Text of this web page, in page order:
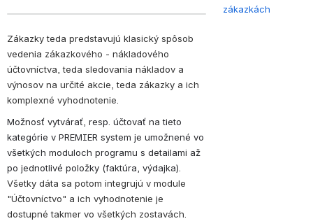
Zákazky teda predstavujú klasický spôsob
vedenia zákazkového - nákladového
účtovníctva, teda sledovania nákladov a
výnosov na určité akcie, teda zákazky a ich
komplexné vyhodnotenie.
Možnosť vytvárať, resp. účtovať na tieto
kategórie v PREMIER system je umožnené vo
všetkých moduloch programu s detailami až
Všetky dáta sa potom integrujú v module
"Účtovníctvo" a ich vyhodnotenie je
dostupné takmer vo všetkých zostavách.
zákazkách